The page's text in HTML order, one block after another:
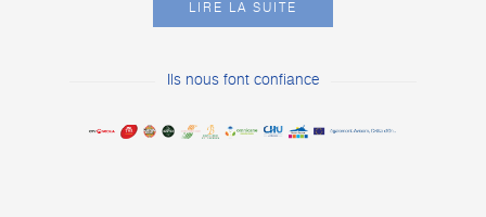
LIRE LA SUITE
Ils nous font confiance